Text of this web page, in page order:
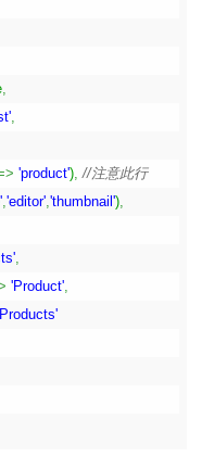
'product') //注意此行
'editor' 'thumbnail')
'Product'